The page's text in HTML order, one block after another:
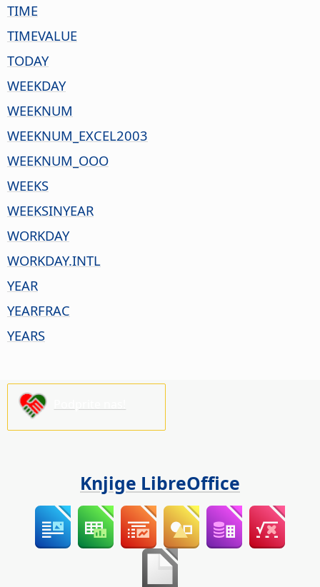
TIME
TIMEVALUE
TODAY
WEEKDAY
WEEKNUM
WEEKNUM_EXCEL2003
WEEKNUM_OOO
WEEKS
WEEKSINYEAR
WORKDAY
WORKDAY.INTL
YEAR
YEARFRAC
YEARS
Knjige LibreOffice